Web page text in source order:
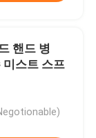
핸드 병
미스트 스프